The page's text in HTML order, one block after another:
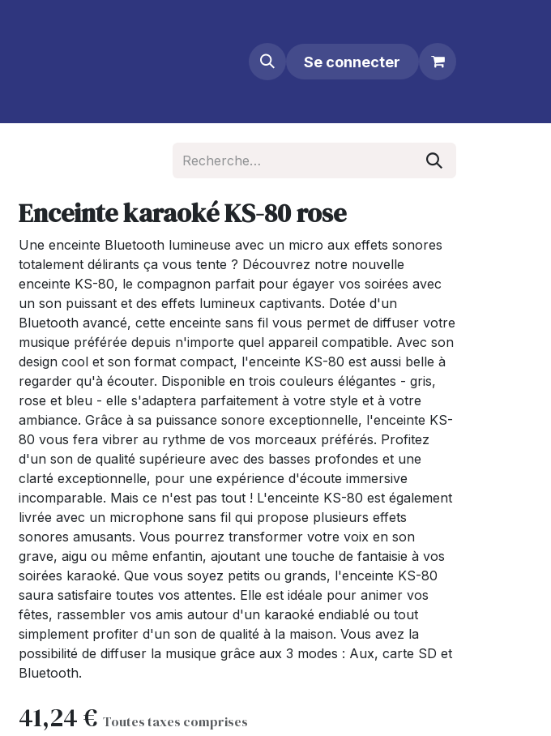
Se connecter
Enceinte karaoké KS-80 rose
Une enceinte Bluetooth lumineuse avec un micro aux effets sonores
totalement délirants ça vous tente ? Découvrez notre nouvelle
enceinte KS-80, le compagnon parfait pour égayer vos soirées avec
un son puissant et des effets lumineux captivants. Dotée d'un
Bluetooth avancé, cette enceinte sans fil vous permet de diffuser votre
musique préférée depuis n'importe quel appareil compatible. Avec son
design cool et son format compact, l'enceinte KS-80 est aussi belle à
regarder qu'à écouter. Disponible en trois couleurs élégantes - gris,
rose et bleu - elle s'adaptera parfaitement à votre style et à votre
ambiance. Grâce à sa puissance sonore exceptionnelle, l'enceinte KS-
80 vous fera vibrer au rythme de vos morceaux préférés. Profitez
d'un son de qualité supérieure avec des basses profondes et une
clarté exceptionnelle, pour une expérience d'écoute immersive
incomparable. Mais ce n'est pas tout ! L'enceinte KS-80 est également
livrée avec un microphone sans fil qui propose plusieurs effets
sonores amusants. Vous pourrez transformer votre voix en son
grave, aigu ou même enfantin, ajoutant une touche de fantaisie à vos
soirées karaoké. Que vous soyez petits ou grands, l'enceinte KS-80
saura satisfaire toutes vos attentes. Elle est idéale pour animer vos
fêtes, rassembler vos amis autour d'un karaoké endiablé ou tout
simplement profiter d'un son de qualité à la maison. Vous avez la
possibilité de diffuser la musique grâce aux 3 modes : Aux, carte SD et
Bluetooth.
41,24€ Toutes taxes comprises